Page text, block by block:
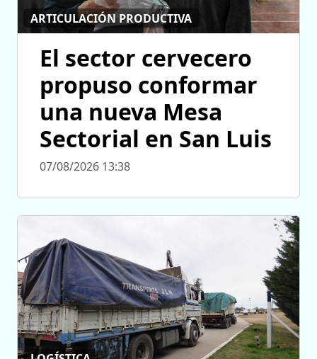
ARTICULACIÓN PRODUCTIVA
El sector cervecero
propuso conformar
una nueva Mesa
Sectorial en San Luis
07/08/2026 13:38